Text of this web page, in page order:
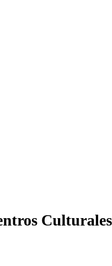
Culturales